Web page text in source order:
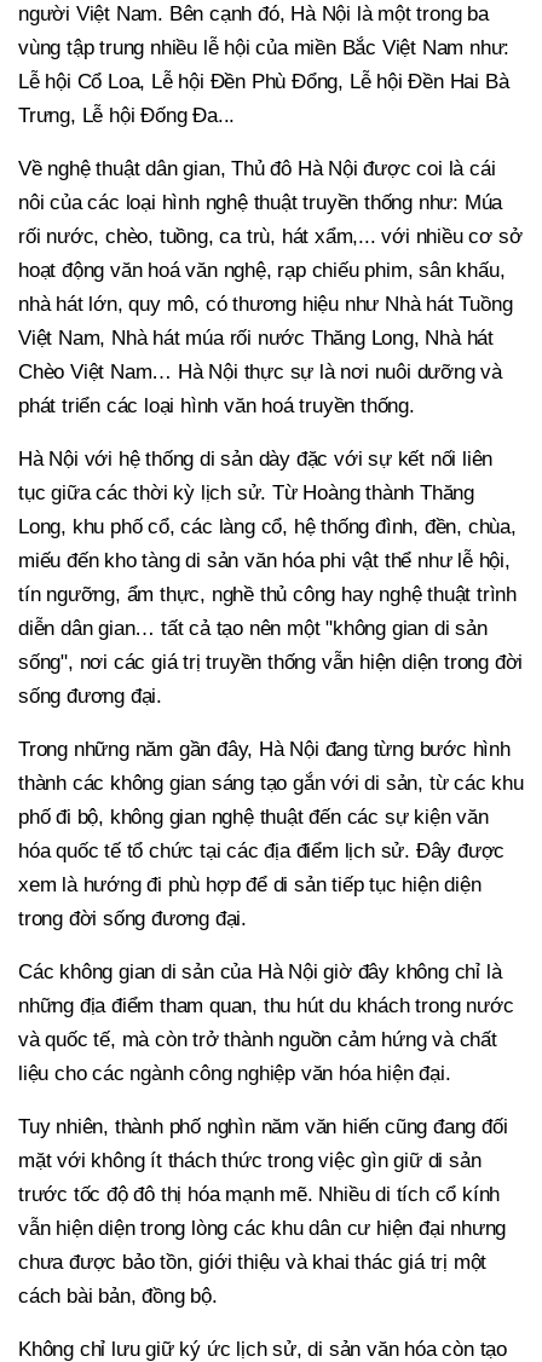
người Việt Nam. Bên cạnh đó, Hà Nội là một trong ba
vùng tập trung nhiều lễ hội của miền Bắc Việt Nam như:
Lễ hội Cổ Loa, Lễ hội Đền Phù Đổng, Lễ hội Đền Hai Bà
Trưng, Lễ hội Đống Đa...
Về nghệ thuật dân gian, Thủ đô Hà Nội được coi là cái
nôi của các loại hình nghệ thuật truyền thống như: Múa
rối nước, chèo, tuồng, ca trù, hát xẩm,... với nhiều cơ sở
hoạt động văn hoá văn nghệ, rạp chiếu phim, sân khấu,
nhà hát lớn, quy mô, có thương hiệu như Nhà hát Tuồng
Việt Nam, Nhà hát múa rối nước Thăng Long, Nhà hát
Chèo Việt Nam… Hà Nội thực sự là nơi nuôi dưỡng và
phát triển các loại hình văn hoá truyền thống.
Hà Nội với hệ thống di sản dày đặc với sự kết nối liên
tục giữa các thời kỳ lịch sử. Từ Hoàng thành Thăng
Long, khu phố cổ, các làng cổ, hệ thống đình, đền, chùa,
miếu đến kho tàng di sản văn hóa phi vật thể như lễ hội,
tín ngưỡng, ẩm thực, nghề thủ công hay nghệ thuật trình
diễn dân gian… tất cả tạo nên một "không gian di sản
sống", nơi các giá trị truyền thống vẫn hiện diện trong đời
sống đương đại.
Trong những năm gần đây, Hà Nội đang từng bước hình
thành các không gian sáng tạo gắn với di sản, từ các khu
phố đi bộ, không gian nghệ thuật đến các sự kiện văn
hóa quốc tế tổ chức tại các địa điểm lịch sử. Đây được
xem là hướng đi phù hợp để di sản tiếp tục hiện diện
trong đời sống đương đại.
Các không gian di sản của Hà Nội giờ đây không chỉ là
những địa điểm tham quan, thu hút du khách trong nước
và quốc tế, mà còn trở thành nguồn cảm hứng và chất
liệu cho các ngành công nghiệp văn hóa hiện đại.
Tuy nhiên, thành phố nghìn năm văn hiến cũng đang đối
mặt với không ít thách thức trong việc gìn giữ di sản
trước tốc độ đô thị hóa mạnh mẽ. Nhiều di tích cổ kính
vẫn hiện diện trong lòng các khu dân cư hiện đại nhưng
chưa được bảo tồn, giới thiệu và khai thác giá trị một
cách bài bản, đồng bộ.
Không chỉ lưu giữ ký ức lịch sử, di sản văn hóa còn tạo